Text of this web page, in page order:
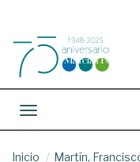
Toggle navigation
Inicio Martín,